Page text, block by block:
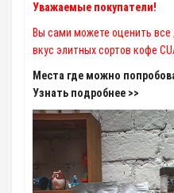
Уважаемые покупатели!
Вы сами можете оценить
вкус элитных сортов кофе
Места где можно
Узнать подробнее >>